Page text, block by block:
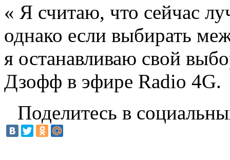
« Я считаю, что сейчас
однако если выбирать
я останавливаю свой
Дзофф в эфире Radio 4G.
Поделитесь в